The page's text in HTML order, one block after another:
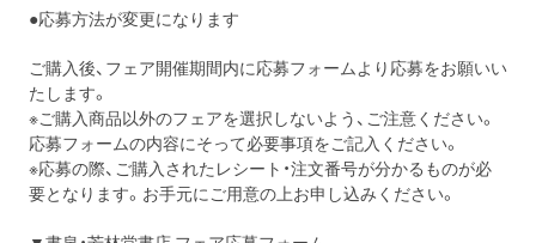
●応募方法が変更になります
ご購入後、フェア開催期間内に応募フォームより応募をお願いい
たします。
※ご購入商品以外のフェアを選択しないよう、ご注意ください。
応募フォームの内容にそって必要事項をご記入ください。
※応募の際、ご購入されたレシート・注文番号が分かるものが必
要となります。お手元にご用意の上お申し込みください。